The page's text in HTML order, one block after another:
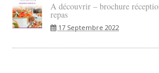
A découvrir – brochure
repas
17 Septembre 2022